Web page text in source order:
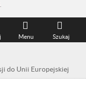
Szukaj
Menu
do Unii Europejskiej